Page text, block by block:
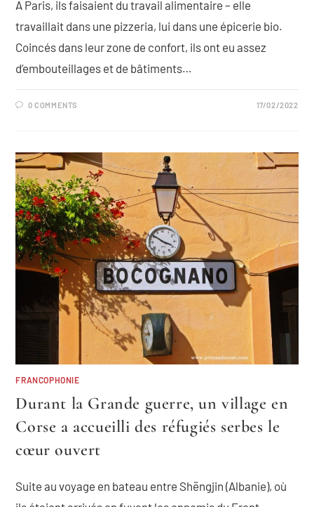
A Paris, ils faisaient du travail alimentaire – elle
travaillait dans une pizzeria, lui dans une épicerie bio.
Coincés dans leur zone de confort, ils ont eu assez
d’embouteillages et de bâtiments…
0 COMMENTS 17/02/2022
FRANCOPHONIE
Durant la Grande guerre, un village en
Corse a accueilli des réfugiés serbes le
cœur ouvert
Suite au voyage en bateau entre Shëngjin (Albanie), où